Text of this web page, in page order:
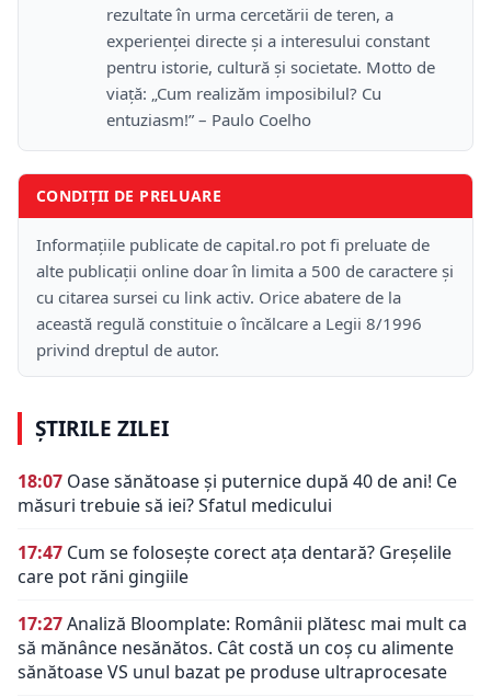
rezultate în urma cercetării de teren, a
experienței directe și a interesului constant
pentru istorie, cultură și societate. Motto de
viață: „Cum realizăm imposibilul? Cu
entuziasm!” – Paulo Coelho
CONDIȚII DE PRELUARE
Informațiile publicate de capital.ro pot fi preluate de
alte publicații online doar în limita a 500 de caractere și
cu citarea sursei cu link activ. Orice abatere de la
această regulă constituie o încălcare a Legii 8/1996
privind dreptul de autor.
ȘTIRILE ZILEI
18:07 Oase sănătoase și puternice după 40 de ani! Ce
măsuri trebuie să iei? Sfatul medicului
17:47 Cum se folosește corect ața dentară? Greșelile
care pot răni gingiile
17:27Analiză Bloomplate: Românii plătesc mai mult ca
să mănânce nesănătos. Cât costă un coș cu alimente
sănătoase VS unul bazat pe produse ultraprocesate